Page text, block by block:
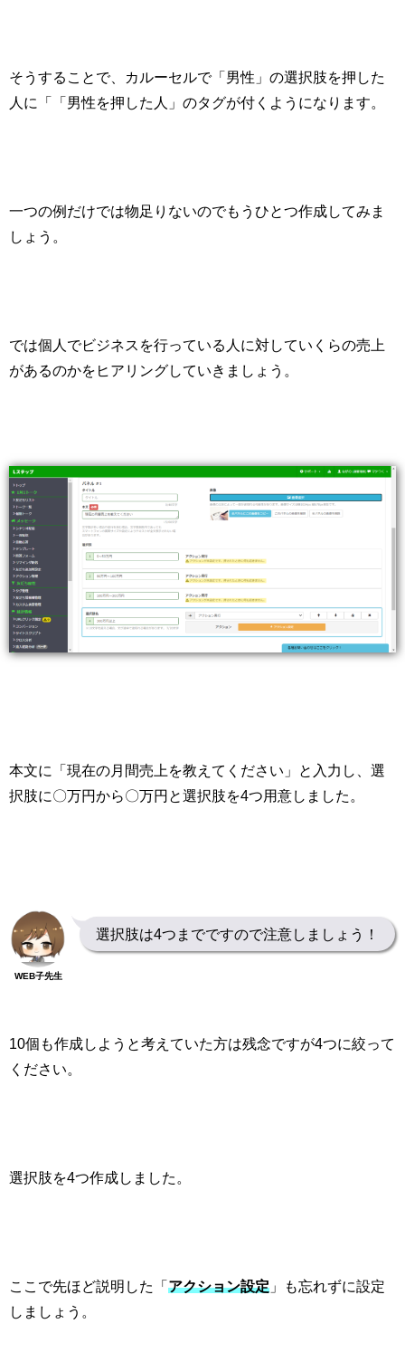
そうすることで、カルーセルで「男性」の選択肢を押した
人に「「男性を押した人」のタグが付くようになります。
一つの例だけでは物足りないのでもうひとつ作成してみま
しょう。
では個人でビジネスを行っている人に対していくらの売上
があるのかをヒアリングしていきましょう。
本文に「現在の月間売上を教えてください」と入力し、選
択肢に〇万円から〇万円と選択肢を4つ用意しました。
WEB子先生
選択肢は4つまでですので注意しましょう！
10個も作成しようと考えていた方は残念ですが4つに絞って
ください。
選択肢を4つ作成しました。
ここで先ほど説明した「 アクション設定 」も忘れずに設定
しましょう。